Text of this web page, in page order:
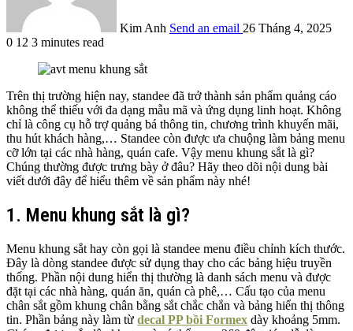
Kim Anh Send an email 26 Tháng 4, 2025
0 12 3 minutes read
Trên thị trường hiện nay, standee đã trở thành sản phẩm quảng cáo
không thể thiếu với đa dạng mẫu mã và ứng dụng linh hoạt. Không
chỉ là công cụ hỗ trợ quảng bá thông tin, chương trình khuyến mãi,
thu hút khách hàng,… Standee còn được ưa chuộng làm bảng menu
cỡ lớn tại các nhà hàng, quán cafe. Vậy menu khung sắt là gì?
Chúng thường được trưng bày ở đâu? Hãy theo dõi nội dung bài
viết dưới đây để hiểu thêm về sản phẩm này nhé!
1. Menu khung sắt là gì?
Menu khung sắt hay còn gọi là standee menu điều chỉnh kích thước.
Đây là dòng standee được sử dụng thay cho các bảng hiệu truyền
thống. Phần nội dung hiển thị thường là danh sách menu và được
đặt tại các nhà hàng, quán ăn, quán cà phê,… Cấu tạo của menu
chân sắt gồm khung chân bằng sắt chắc chắn và bảng hiển thị thông
tin. Phần bảng này làm từ decal PP bồi Formex dày khoảng 5mm.